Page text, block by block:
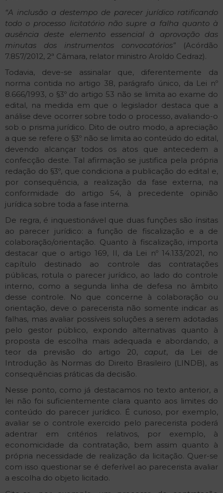
“A inclusão a destempo de parecer jurídico ratificando
todo o processo licitatório não supre a falha quanto à
ausência deste elemento essencial à aprovação das
minutas dos instrumentos convocatórios” (Acórdão
7.857/2012, 2ª Câmara, relator ministro Aroldo Cedraz).
Todavia, deve-se assinalar que, diferentemente da
norma contida no artigo 38, parágrafo único, da Lei nº
8.666/1993, o §3º do artigo 53 não se limita ao exame do
edital, na medida em que o legislador destaca que a
análise deve ocorrer sobre todo o processo, avaliando-o
sob o prisma jurídico. Dito de outro modo, a apreciação
a que se refere o §3º não se limita ao conteúdo do edital,
devendo alcançar todos os atos que antecedem a
confecção deste. Tal afirmação se justifica pela própria
redação do §3º, que condiciona a publicação do edital e,
por consequência, a realização da fase externa, na
conformidade do artigo 54, à precedente opinião
jurídica sobre toda a fase interna.
De regra, é inquestionável que duas funções são ínsitas
ao parecer jurídico: a função de fiscalização e a de
colaboração/orientação. Quanto à fiscalização, importa
destacar que o artigo 169, II, da Lei nº 14.133/2021, no
capítulo destinado ao controle das contratações
públicas, rotula o parecer jurídico, ao lado do controle
interno, como a segunda linha de defesa no âmbito
desse controle. No que concerne à colaboração ou
orientação, deve o parecerista não somente indicar as
falhas, mas avaliar possíveis soluções a serem adotadas
pelo gestor público, expondo alternativas quanto à
proposta de escolha mais adequada e abordando, a
teor da previsão do artigo 20, caput, da Lei de
Introdução às Normas do Direito Brasileiro (LINDB), as
consequências práticas da decisão.
Nesse ponto, como já destacamos no texto anterior, a
lei não foi suficientemente clara quanto aos limites do
conteúdo do parecer jurídico. É curioso, por exemplo,
avaliar se o controle exercido pelo parecerista poderá
adentrar em critérios relativos, por exemplo, à
economicidade da contratação, bem assim quanto à
própria necessidade de realização da licitação. Quer-se
com isso questionar se é deferível ao parecerista avaliar
a escolha do objeto licitado.